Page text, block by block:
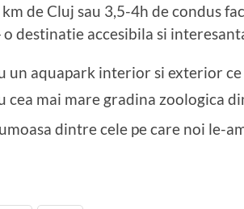
de Cluj sau 3,5-4h de condus
o destinatie accesibila si
un aquapark interior si exterior
cea mai mare gradina zoologica
dintre cele pe care noi le-